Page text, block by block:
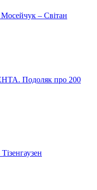
– Світан
Подоляк про 200